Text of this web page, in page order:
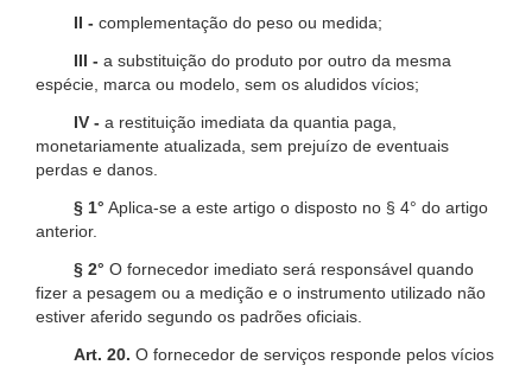
II - complementação do peso ou medida;
III - a substituição do produto por outro da mesma
espécie, marca ou modelo, sem os aludidos vícios;
IV - a restituição imediata da quantia paga,
monetariamente atualizada, sem prejuízo de eventuais
perdas e danos.
§ 1° Aplica-se a este artigo o disposto no § 4° do artigo
anterior.
§ 2° O fornecedor imediato será responsável quando
fizer a pesagem ou a medição e o instrumento utilizado não
estiver aferido segundo os padrões oficiais.
Art. 20. O fornecedor de serviços responde pelos vícios